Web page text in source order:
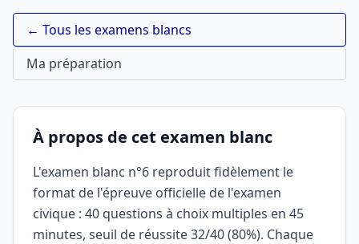
← Tous les examens blancs
Ma préparation
À propos de cet examen blanc
L'examen blanc n°6 reproduit fidèlement le
format de l'épreuve officielle de l'examen
civique : 40 questions à choix multiples en 45
minutes, seuil de réussite 32/40 (80%). Chaque